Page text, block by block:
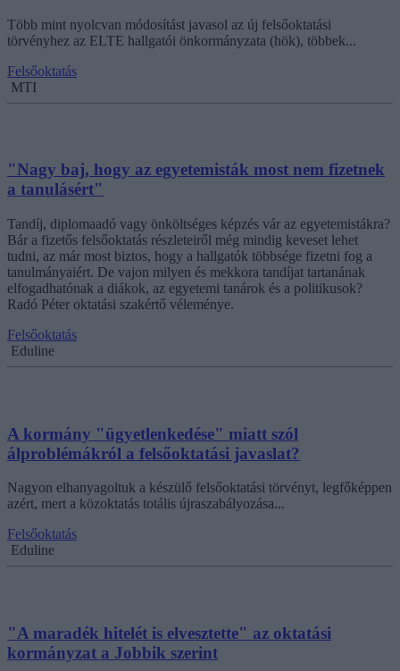
Több mint nyolcvan módosítást javasol az új felsőoktatási
törvényhez az ELTE hallgatói önkormányzata (hök), többek...
Felsőoktatás
MTI
"Nagy baj, hogy az egyetemisták most nem fizetnek
a tanulásért"
Tandíj, diplomaadó vagy önköltséges képzés vár az egyetemistákra?
Bár a fizetős felsőoktatás részleteiről még mindig keveset lehet
tudni, az már most biztos, hogy a hallgatók többsége fizetni fog a
tanulmányaiért. De vajon milyen és mekkora tandíjat tartanának
elfogadhatónak a diákok, az egyetemi tanárok és a politikusok?
Radó Péter oktatási szakértő véleménye.
Felsőoktatás
Eduline
A kormány "ügyetlenkedése" miatt szól
álproblémákról a felsőoktatási javaslat?
Nagyon elhanyagoltuk a készülő felsőoktatási törvényt, legfőképpen
azért, mert a közoktatás totális újraszabályozása...
Felsőoktatás
Eduline
"A maradék hitelét is elvesztette" az oktatási
kormányzat a Jobbik szerint